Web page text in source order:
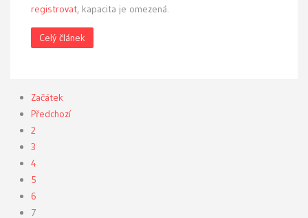
registrovat, kapacita je omezená.
Celý článek
Začátek
Předchozí
2
3
4
5
6
7